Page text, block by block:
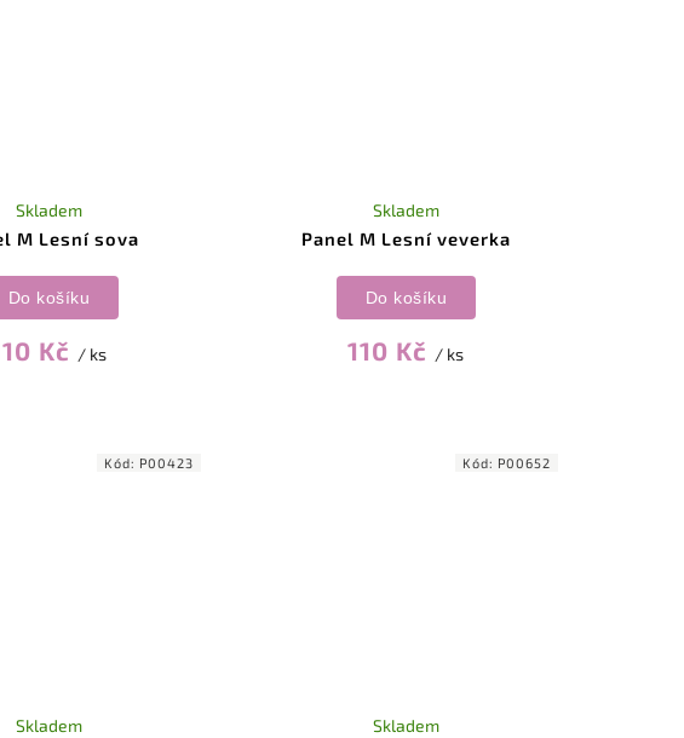
M Lesní sova
Skladem
Kč / ks
Do košíku
Panel M Lesní veverka
Skladem
110 Kč / ks
Do košíku
Skladem
Kód: P00423
Skladem
Kód: P00652